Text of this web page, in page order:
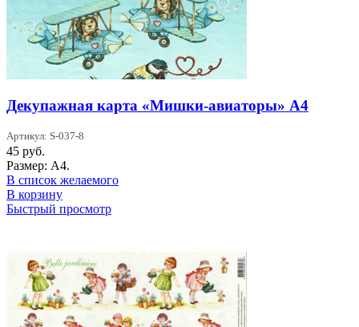
Декупажная карта «Мишки-авиаторы» А4
Артикул: S-037-8
45 руб.
Размер: А4.
В список желаемого
В корзину
Быстрый просмотр